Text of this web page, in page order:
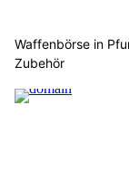
Waffenbörse in
Zubehör